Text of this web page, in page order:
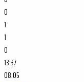
0
1
1
0
13:37
08.05